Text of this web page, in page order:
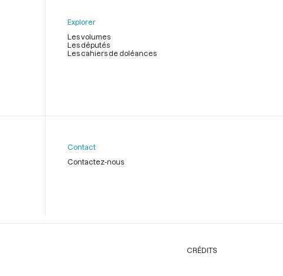
Explorer
Les volumes
Les députés
Les cahiers de doléances
Contact
Contactez-nous
CRÉDITS